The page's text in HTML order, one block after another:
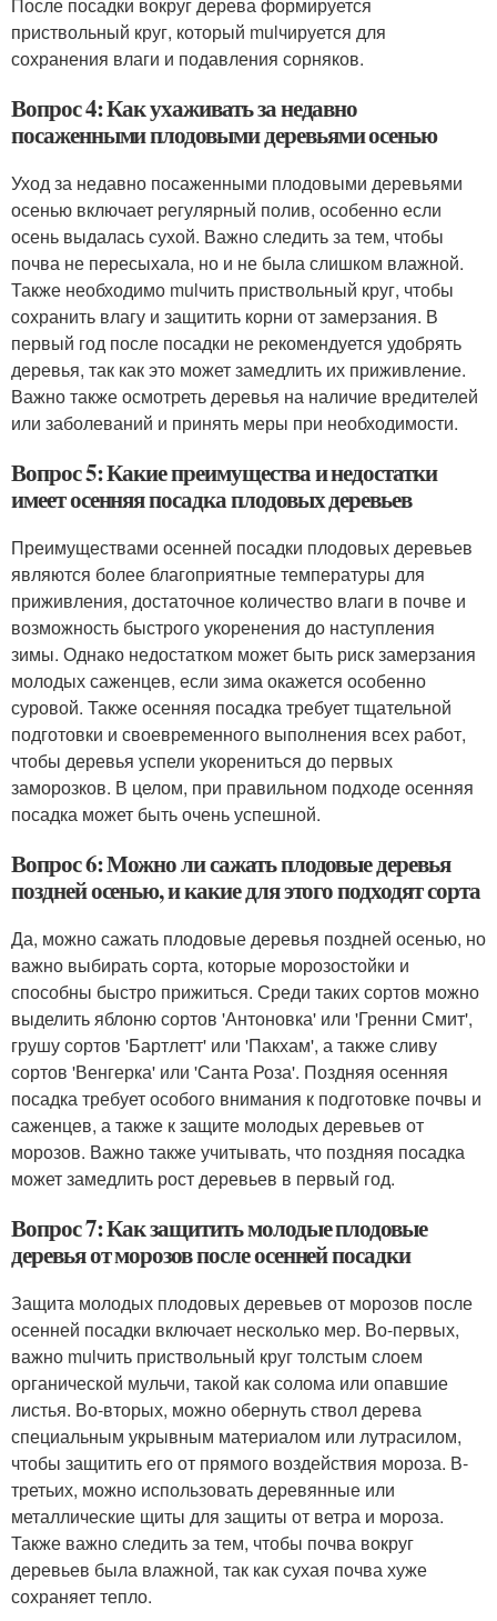
приствольный круг, который mulчируется для
сохранения влаги и подавления сорняков.
Вопрос 4: Как ухаживать за недавно
посаженными плодовыми деревьями осенью
Уход за недавно посаженными плодовыми деревьями
осенью включает регулярный полив, особенно если
осень выдалась сухой. Важно следить за тем, чтобы
почва не пересыхала, но и не была слишком влажной.
Также необходимо mulчить приствольный круг, чтобы
сохранить влагу и защитить корни от замерзания. В
первый год после посадки не рекомендуется удобрять
деревья, так как это может замедлить их приживление.
Важно также осмотреть деревья на наличие вредителей
или заболеваний и принять меры при необходимости.
Вопрос 5: Какие преимущества и недостатки
имеет осенняя посадка плодовых деревьев
Преимуществами осенней посадки плодовых деревьев
являются более благоприятные температуры для
приживления, достаточное количество влаги в почве и
возможность быстрого укоренения до наступления
зимы. Однако недостатком может быть риск замерзания
молодых саженцев, если зима окажется особенно
суровой. Также осенняя посадка требует тщательной
подготовки и своевременного выполнения всех работ,
чтобы деревья успели укорениться до первых
заморозков. В целом, при правильном подходе осенняя
посадка может быть очень успешной.
Вопрос 6: Можно ли сажать плодовые деревья
поздней осенью, и какие для этого подходят сорта
Да, можно сажать плодовые деревья поздней осенью, но
важно выбирать сорта, которые морозостойки и
способны быстро прижиться. Среди таких сортов можно
выделить яблоню сортов 'Антоновка' или 'Гренни Смит',
грушу сортов 'Бартлетт' или 'Пакхам', а также сливу
сортов 'Венгерка' или 'Санта Роза'. Поздняя осенняя
посадка требует особого внимания к подготовке почвы и
саженцев, а также к защите молодых деревьев от
морозов. Важно также учитывать, что поздняя посадка
может замедлить рост деревьев в первый год.
Вопрос 7: Как защитить молодые плодовые
деревья от морозов после осенней посадки
Защита молодых плодовых деревьев от морозов после
осенней посадки включает несколько мер. Во-первых,
важно mulчить приствольный круг толстым слоем
органической мульчи, такой как солома или опавшие
листья. Во-вторых, можно обернуть ствол дерева
специальным укрывным материалом или лутрасилом,
чтобы защитить его от прямого воздействия мороза. В-
третьих, можно использовать деревянные или
металлические щиты для защиты от ветра и мороза.
Также важно следить за тем, чтобы почва вокруг
деревьев была влажной, так как сухая почва хуже
сохраняет тепло.